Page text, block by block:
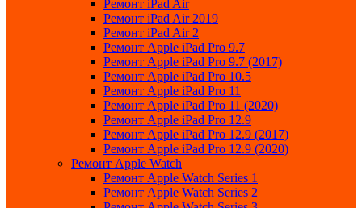
Ремонт iPad Air
Ремонт iPad Air 2019
Ремонт iPad Air 2
Ремонт Apple iPad Pro 9.7
Ремонт Apple iPad Pro 9.7 (2017)
Ремонт Apple iPad Pro 10.5
Ремонт Apple iPad Pro 11
Ремонт Apple iPad Pro 11 (2020)
Ремонт Apple iPad Pro 12.9
Ремонт Apple iPad Pro 12.9 (2017)
Ремонт Apple iPad Pro 12.9 (2020)
Ремонт Apple Watch
Ремонт Apple Watch Series 1
Ремонт Apple Watch Series 2